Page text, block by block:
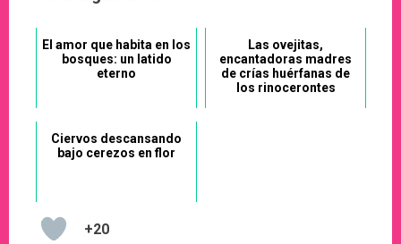
El amor que habita en los
bosques: un latido
eterno
Las ovejitas,
encantadoras madres
de crías huérfanas de
los rinocerontes
Ciervos descansando
bajo cerezos en flor
+20